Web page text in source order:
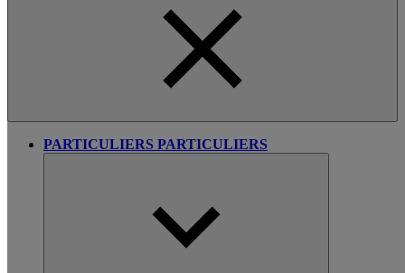
PARTICULIERS PARTICULIERS